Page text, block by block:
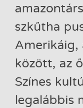
szkűtha
Amerikáig,
között, az
Színes
legalábbis